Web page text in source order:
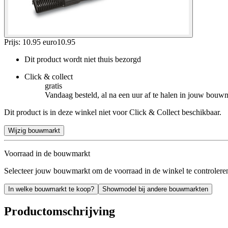
Prijs: 10.95 euro10.95
Dit product wordt niet thuis bezorgd
Click & collect
gratis
Vandaag besteld, al na een uur af te halen in jouw
Dit product is in deze winkel niet voor Click & Collect beschikbaar.
Wijzig bouwmarkt
Voorraad in de bouwmarkt
Selecteer jouw bouwmarkt om de voorraad in de winkel te
In welke bouwmarkt te koop? Showmodel bij andere bouwmarkten
Productomschrijving